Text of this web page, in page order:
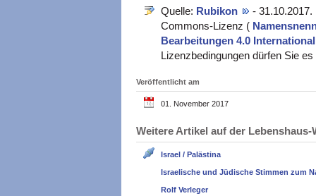
Quelle: Rubikon
-
Commons-Lizenz (
Bearbeitungen 4.0
Lizenzbedingungen dürfen Sie
Veröffentlicht am
01. November 2017
Weitere Artikel auf der
Israel / Palästina
Israelische und Jüdische Stimmen zum
Rolf Verleger